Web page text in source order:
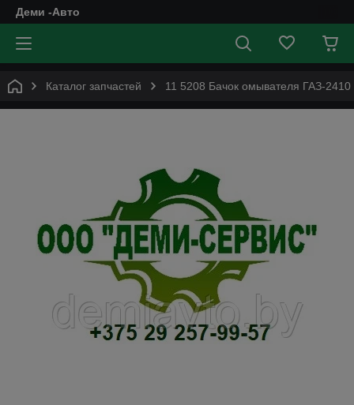
Деми -Авто
Каталог запчастей 11 5208 Бачок омывателя ГАЗ-